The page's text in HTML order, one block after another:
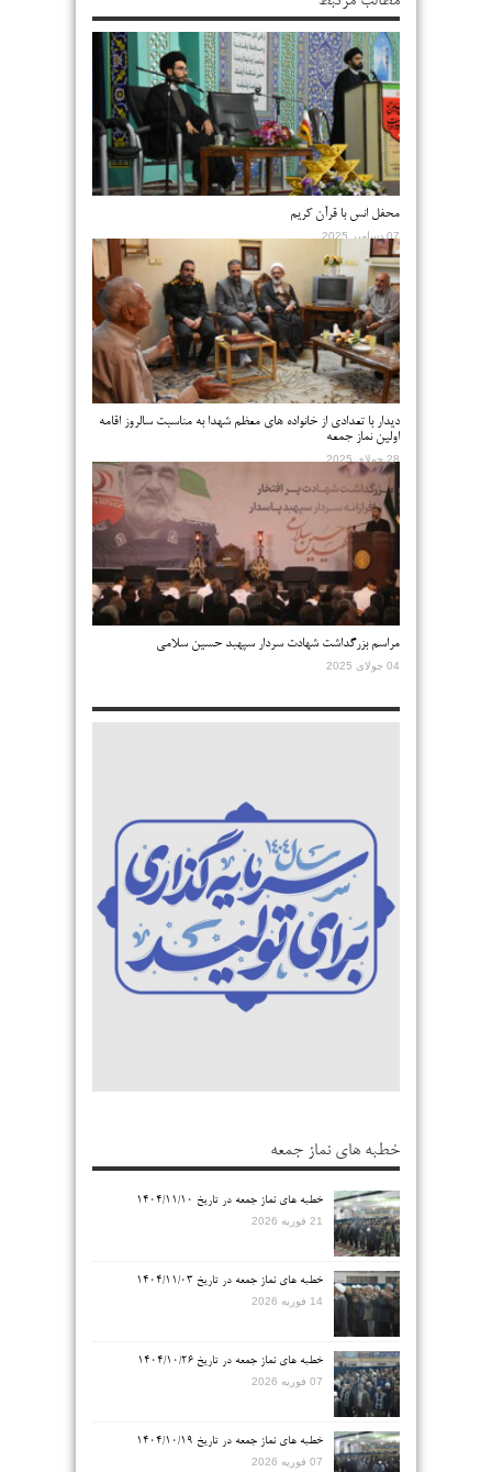
محفل انس با قرآن کریم
07 دسامبر 2025
دیدار با تعدادی از خانواده های معظم شهدا به مناسبت سالروز اقامه
اولین نماز جمعه
28 جولای 2025
مراسم بزرگداشت شهادت سردار سپهبد حسین سلامی
04 جولای 2025
خطبه های نماز جمعه
خطبه های نماز جمعه در تاریخ ۱۴۰۴/۱۱/۱۰
21 فوریه 2026
خطبه های نماز جمعه در تاریخ ۱۴۰۴/۱۱/۰۳
14 فوریه 2026
خطبه های نماز جمعه در تاریخ ۱۴۰۴/۱۰/۲۶
07 فوریه 2026
خطبه های نماز جمعه در تاریخ ۱۴۰۴/۱۰/۱۹
07 فوریه 2026